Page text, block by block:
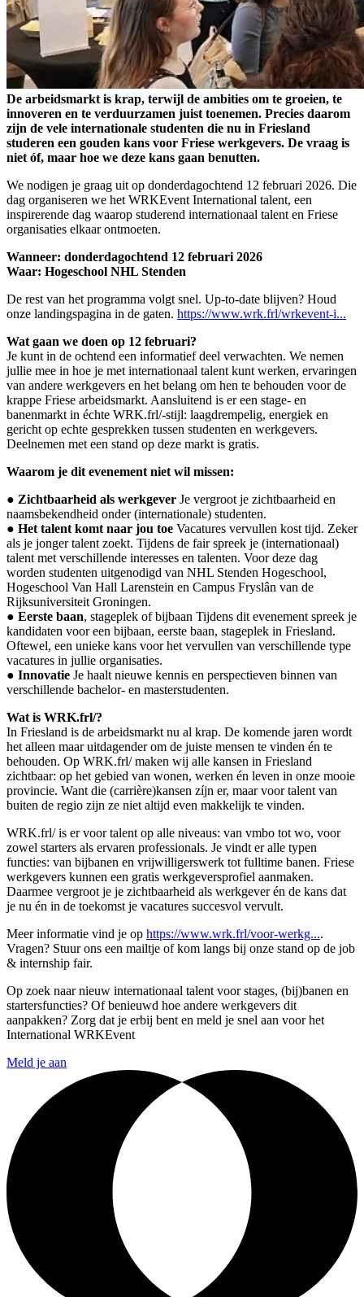
De arbeidsmarkt is krap, terwijl de ambities om te groeien, te
innoveren en te verduurzamen juist toenemen. Precies daarom
zijn de vele internationale studenten die nu in Friesland
studeren een gouden kans voor Friese werkgevers. De vraag is
niet óf, maar hoe we deze kans gaan benutten.
We nodigen je graag uit op donderdagochtend 12 februari 2026. Die
dag organiseren we het WRKEvent International talent, een
inspirerende dag waarop studerend internationaal talent en Friese
organisaties elkaar ontmoeten.
Wanneer: donderdagochtend 12 februari 2026
Waar: Hogeschool NHL Stenden
De rest van het programma volgt snel. Up-to-date blijven? Houd
onze landingspagina in de gaten. https://www.wrk.frl/wrkevent-i...
Wat gaan we doen op 12 februari?
Je kunt in de ochtend een informatief deel verwachten. We nemen
jullie mee in hoe je met internationaal talent kunt werken, ervaringen
van andere werkgevers en het belang om hen te behouden voor de
krappe Friese arbeidsmarkt. Aansluitend is er een stage- en
banenmarkt in échte WRK.frl/-stijl: laagdrempelig, energiek en
gericht op echte gesprekken tussen studenten en werkgevers.
Deelnemen met een stand op deze markt is gratis.
Waarom je dit evenement niet wil missen:
● Zichtbaarheid als werkgever Je vergroot je zichtbaarheid en
naamsbekendheid onder (internationale) studenten.
● Het talent komt naar jou toe Vacatures vervullen kost tijd. Zeker
als je jonger talent zoekt. Tijdens de fair spreek je (internationaal)
talent met verschillende interesses en talenten. Voor deze dag
worden studenten uitgenodigd van NHL Stenden Hogeschool,
Hogeschool Van Hall Larenstein en Campus Fryslân van de
Rijksuniversiteit Groningen.
● Eerste baan, stageplek of bijbaan Tijdens dit evenement spreek je
kandidaten voor een bijbaan, eerste baan, stageplek in Friesland.
Oftewel, een unieke kans voor het vervullen van verschillende type
vacatures in jullie organisaties.
● Innovatie Je haalt nieuwe kennis en perspectieven binnen van
verschillende bachelor- en masterstudenten.
Wat is WRK.frl/?
In Friesland is de arbeidsmarkt nu al krap. De komende jaren wordt
het alleen maar uitdagender om de juiste mensen te vinden én te
behouden. Op WRK.frl/ maken wij alle kansen in Friesland
zichtbaar: op het gebied van wonen, werken én leven in onze mooie
provincie. Want die (carrière)kansen zíjn er, maar voor talent van
buiten de regio zijn ze niet altijd even makkelijk te vinden.
WRK.frl/ is er voor talent op alle niveaus: van vmbo tot wo, voor
zowel starters als ervaren professionals. Je vindt er alle typen
functies: van bijbanen en vrijwilligerswerk tot fulltime banen. Friese
werkgevers kunnen een gratis werkgeversprofiel aanmaken.
Daarmee vergroot je je zichtbaarheid als werkgever én de kans dat
je nu én in de toekomst je vacatures succesvol vervult.
Meer informatie vind je op https://www.wrk.frl/voor-werkg....
Vragen? Stuur ons een mailtje of kom langs bij onze stand op de job
& internship fair.
Op zoek naar nieuw internationaal talent voor stages, (bij)banen en
startersfuncties? Of benieuwd hoe andere werkgevers dit
aanpakken? Zorg dat je erbij bent en meld je snel aan voor het
International WRKEvent
Meld je aan